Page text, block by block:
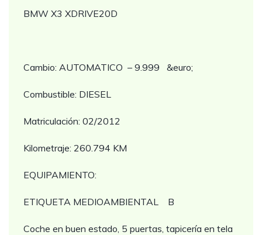
BMW X3 XDRIVE20D
Cambio: AUTOMATICO – 9.999 &euro;
Combustible: DIESEL
Matriculación: 02/2012
Kilometraje: 260.794 KM
EQUIPAMIENTO:
ETIQUETA MEDIOAMBIENTAL B
Coche en buen estado, 5 puertas, tapicería en tela